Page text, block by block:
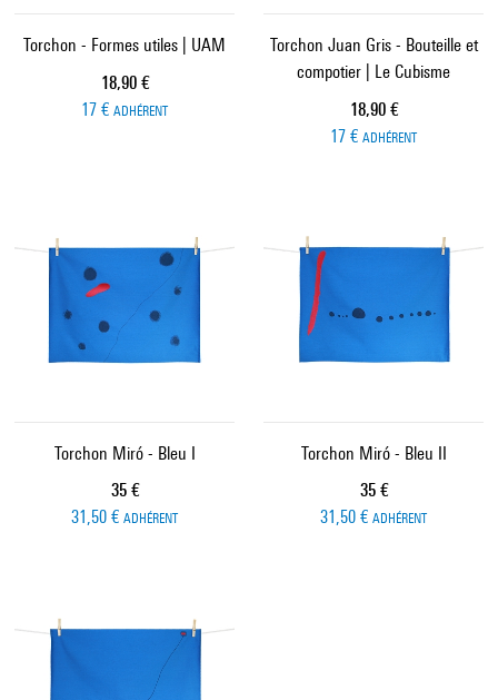
Torchon - Formes utiles | UAM
Prix ​​actuel
18,90 €
17 € ADHÉRENT
Torchon Juan Gris - Bouteille et
compotier | Le Cubisme
Prix ​​actuel
18,90 €
17 € ADHÉRENT
Torchon Miró - Bleu I
Prix ​​actuel
35 €
31,50 € ADHÉRENT
Torchon Miró - Bleu II
Prix ​​actuel
35 €
31,50 € ADHÉRENT